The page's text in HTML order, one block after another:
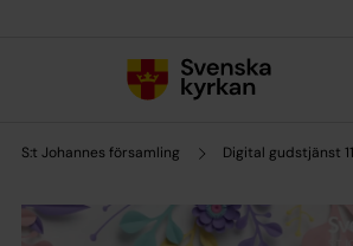
S:t Johannes församling Digital gudstjänst